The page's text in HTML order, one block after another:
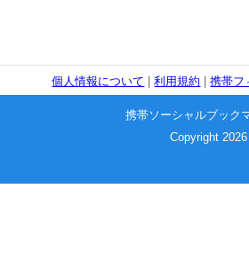
個人情報について |利用規約 |携帯フ
携帯ソーシャルブック
Copyright